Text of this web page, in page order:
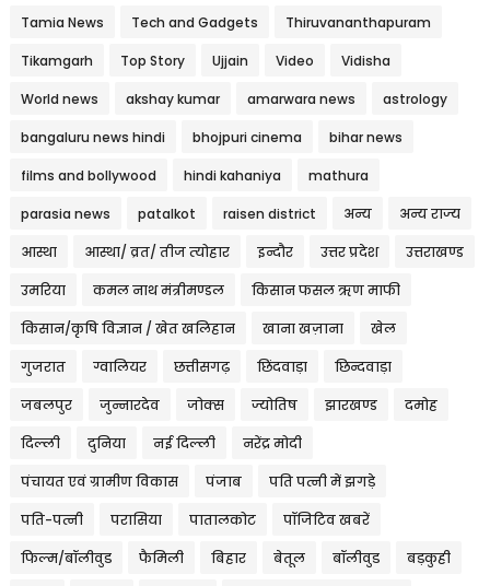
Tamia News Tech and Gadgets Thiruvananthapuram
Tikamgarh Top Story Ujjain Video Vidisha
World news akshay kumar amarwara news astrology
bangaluru news hindi bhojpuri cinema bihar news
films and bollywood hindi kahaniya mathura
parasia news patalkot raisen district अन्य अन्य राज्य
आस्था आस्था/ व्रत/ तीज त्‍योहार इन्दौर उत्तर प्रदेश उत्तराखण्ड
उमरिया कमल नाथ मंत्रीमण्डल किसान फसल ऋण माफी
किसान/कृषि विज्ञान / खेत खलिहान खाना खज़ाना खेल
गुजरात ग्वालियर छत्तीसगढ़ छिंदवाड़ा छिन्दवाड़ा
जबलपुर जुन्नारदेव जोक्स ज्योतिष झारखण्ड दमोह
दिल्ली दुनिया नई दिल्ली नरेंद्र मोदी
पंचायत एवं ग्रामीण विकास पंजाब पति पत्नी में झगड़े
पति-पत्नी परासिया पातालकोट पॉजिटिव खबरें
फिल्म/बॉलीवुड फैमिली बिहार बेतूल बॉलीवुड बड़कुही